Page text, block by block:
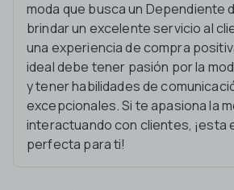
moda que busca un Dependiente
brindar un excelente servicio al
una experiencia de compra
ideal debe tener pasión por la
y tener habilidades de
excepcionales. Si te apasiona la
interactuando con clientes, ¡esta
perfecta para ti!